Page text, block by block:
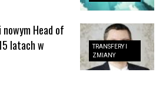
TRANSFERY I
ZMIANY
Head of
latach w